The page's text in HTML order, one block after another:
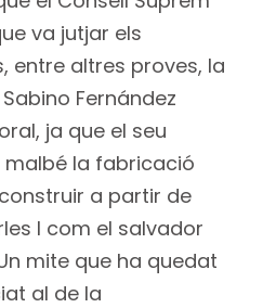
va jutjar els
entre altres proves, la
Fernández
ja que el seu
la fabricació
a partir de
I com el salvador
mite que ha quedat
al de la